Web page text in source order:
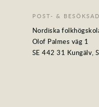
POST- &
Nordiska
Olof Palmes väg 1
SE 442 31 Kungälv,